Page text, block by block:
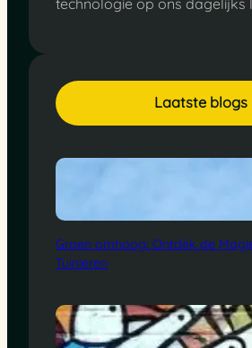
Laatste blogs
Groen omhoog: Ontdek de
Tuinieren